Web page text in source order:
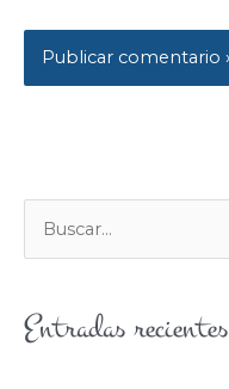
U
C
Entradas recientes